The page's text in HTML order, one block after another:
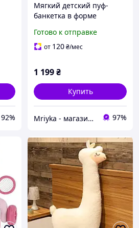
92%
Мягкий детский пуф-
банкетка в форме
Готово к отправке
от 120₴/мес
1 199₴
Купить
Mriyka - магазин товаров для дома и подарков 97%